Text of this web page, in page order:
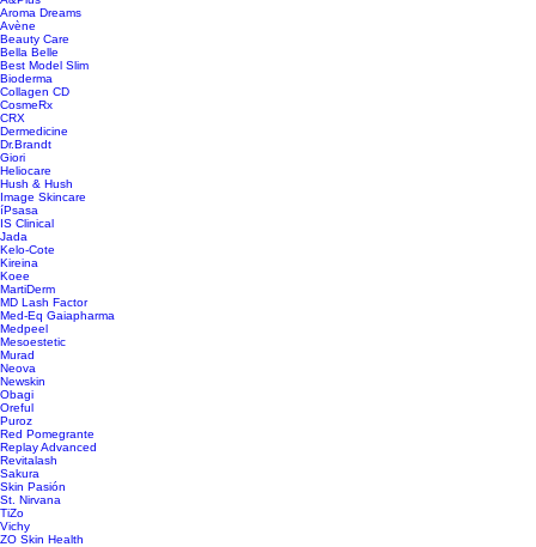
Aroma Dreams
Avène
Beauty Care
Bella Belle
Best Model Slim
Bioderma
Collagen CD
CosmeRx
CRX
Dermedicine
Dr.Brandt
Giori
Heliocare
Hush & Hush
Image Skincare
íPsasa
IS Clinical
Jada
Kelo-Cote
Kireina
Koee
MartiDerm
MD Lash Factor
Med-Eq Gaiapharma
Medpeel
Mesoestetic
Murad
Neova
Newskin
Obagi
Oreful
Puroz
Red Pomegrante
Replay Advanced
Revitalash
Sakura
Skin Pasión
St. Nirvana
TiZo
Vichy
ZO Skin Health